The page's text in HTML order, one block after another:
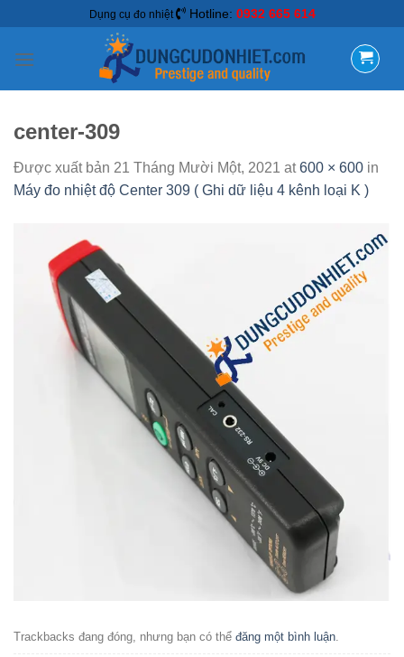
Dụng cụ đo nhiệt Hotline: 0932 665 614
center-309
Được xuất bản 21 Tháng Mười Một, 2021 at600 × 600 in
Máy đo nhiệt độ Center 309 ( Ghi dữ liệu 4 kênh loại K )
Trackbacks đang đóng, nhưng bạn có thể đăng một bình luận.